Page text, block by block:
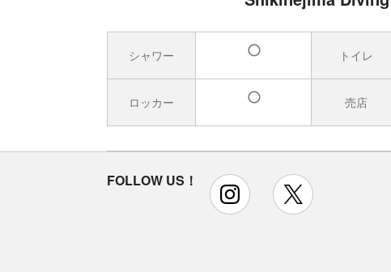
シャワー トイレ
ロッカー 売店
FOLLOW US！ instagram